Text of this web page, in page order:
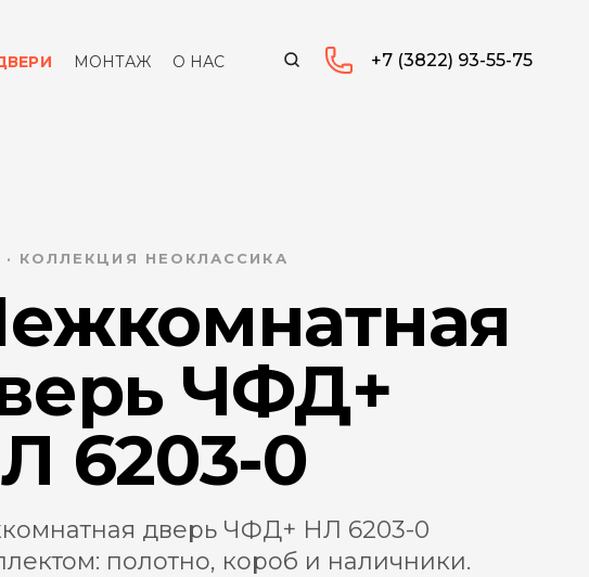
МОНТАЖ О НАС +7 (3822) 93-55-75
КОЛЛЕКЦИЯ НЕОКЛАССИКА
ЧФД+
6203-0
дверь ЧФД+ НЛ 6203-0
полотно, короб и наличники.